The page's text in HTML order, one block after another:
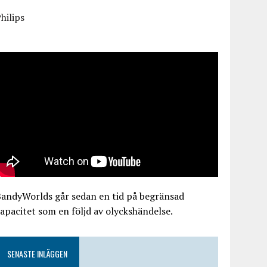
går sedan en tid på begränsad
som en följd av olyckshändelse.
SENASTE INLÄGGEN